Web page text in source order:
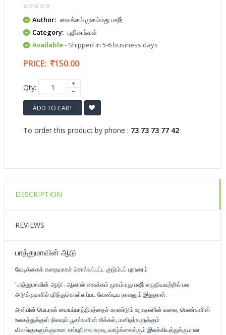
Author: வைக்கம் முகம்மது பஷீர்
Category: புதினங்கள்
Available- Shipped in 5-6 business days
PRICE: 150.00
Qty:
ADD TO CART
To order this product by phone : 73 73 73 77 42
DESCRIPTION
REVIEWS
பாத்துமாவின் ஆடு
வேடிக்கைக் கதையாகச் சொல்லப்பட்ட குடும்பப் புராணம்
'பாத்துமாவின் ஆடு'. ஆனால் வைக்கம் முகம்மது பஷீர் எழுதியவற்றில் பல
அடுக்குகளில் புரிந்துகொள்ளப்பட வேண்டிய நாவலும் இதுதான்.
அன்பின் பெயரால் மையப்பாத்திரத்தைச் சுரண்டும் உறவுகளின் வலை, பெண்களின்
உலகத்துக்குள் நிலவும் பூசல்களின் சிக்கல், மனிதர்களுக்கும்
விலங்குகளுக்குமான சார்புநிலை உறவு, வாழ்க்கைக்கும் இலக்கியத்துக்குமான